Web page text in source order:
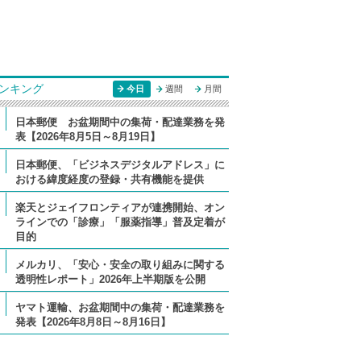
キング 今日 週間 月間
日本郵便 お盆期間中の集荷・配達業務を発
表【2026年8月5日～8月19日】
日本郵便、「ビジネスデジタルアドレス」に
おける緯度経度の登録・共有機能を提供
楽天とジェイフロンティアが連携開始、オン
ラインでの「診療」「服薬指導」普及定着が
目的
メルカリ、「安心・安全の取り組みに関する
透明性レポート」2026年上半期版を公開
ヤマト運輸、お盆期間中の集荷・配達業務を
発表【2026年8月8日～8月16日】